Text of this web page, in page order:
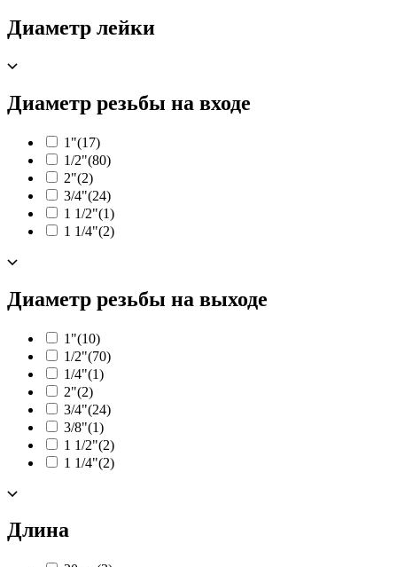
Диаметр лейки
Диаметр резьбы на входе
1"(17)
1/2"(80)
2"(2)
3/4"(24)
1 1/2"(1)
1 1/4"(2)
Диаметр резьбы на выходе
1"(10)
1/2"(70)
1/4"(1)
2"(2)
3/4"(24)
3/8"(1)
1 1/2"(2)
1 1/4"(2)
Длина